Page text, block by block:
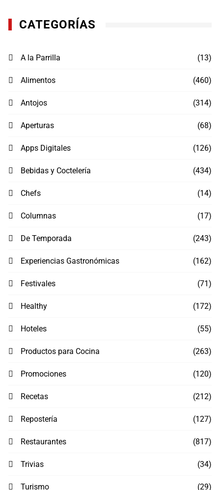
CATEGORÍAS
A la Parrilla (13)
Alimentos (460)
Antojos (314)
Aperturas (68)
Apps Digitales (126)
Bebidas y Coctelería (434)
Chefs (14)
Columnas (17)
De Temporada (243)
Experiencias Gastronómicas (162)
Festivales (71)
Healthy (172)
Hoteles (55)
Productos para Cocina (263)
Promociones (120)
Recetas (212)
Repostería (127)
Restaurantes (817)
Trivias (34)
Turismo (29)